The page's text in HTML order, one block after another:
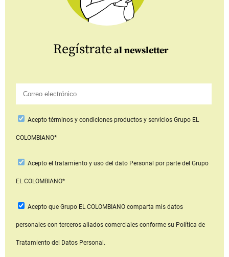
Regístrate al newsletter
Aceptotérminos y condiciones productos y serviciosGrupo EL
COLOMBIANO*
Acepto el tratamiento y uso del dato Personal por parte del Grupo
EL COLOMBIANO*
Acepto que Grupo EL COLOMBIANOcomparta mis datos
personales con terceros aliados comerciales conforme su Política de
Tratamiento del Datos Personal.